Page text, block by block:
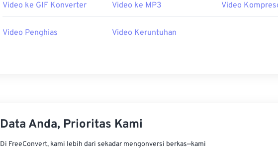
Video ke GIF Konverter Video ke MP3 Video
Video Penghias Video Keruntuhan
Data Anda, Prioritas Kami
Di FreeConvert, kami lebih dari sekadar mengonversi berkas—kami